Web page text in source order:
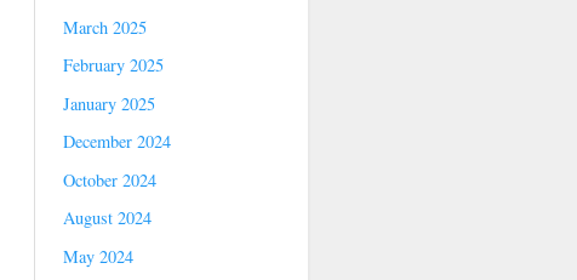
March 2025
February 2025
January 2025
December 2024
October 2024
August 2024
May 2024